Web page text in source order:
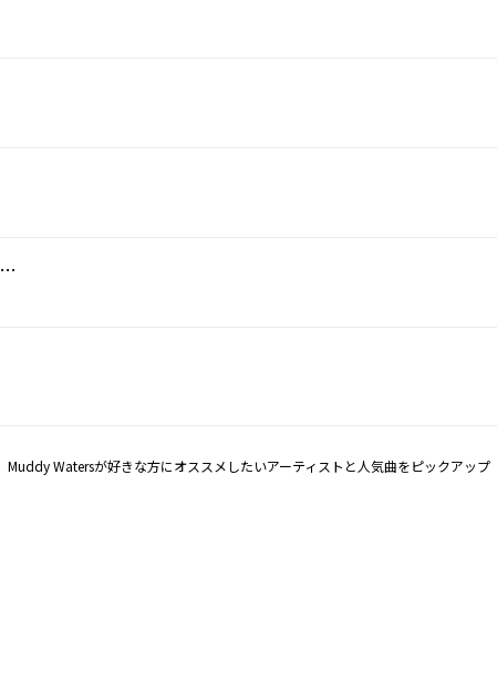
What Is And What Should Never Be (1/4/71 Paris Theatre)
Muddy Watersが好きな方にオススメしたいアーティストと人気曲をピックアップ